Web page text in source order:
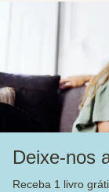
Deixe-nos
Receba 1 livro